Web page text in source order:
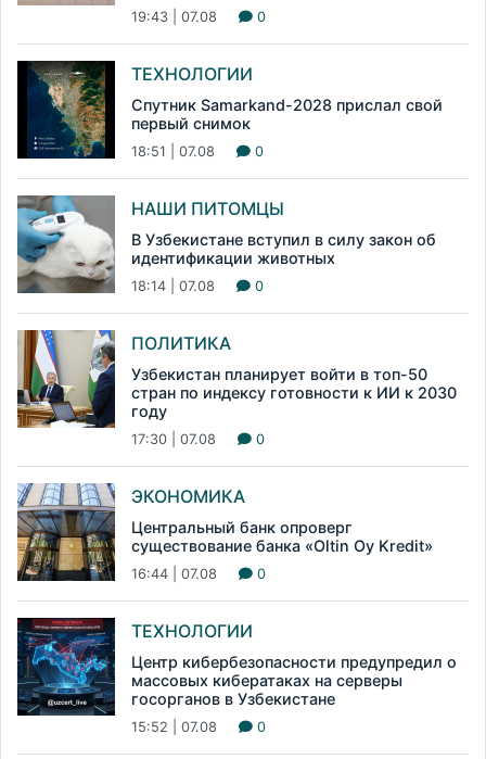
19:43 | 07.08 0
ТЕХНОЛОГИИ
Спутник Samarkand-2028 прислал свой
первый снимок
18:51 | 07.08 0
НАШИ ПИТОМЦЫ
В Узбекистане вступил в силу закон об
идентификации животных
18:14 | 07.08 0
ПОЛИТИКА
Узбекистан планирует войти в топ-50
стран по индексу готовности к ИИ к 2030
году
17:30 | 07.08 0
ЭКОНОМИКА
Центральный банк опроверг
существование банка «Oltin Oy Kredit»
16:44 | 07.08 0
ТЕХНОЛОГИИ
Центр кибербезопасности предупредил о
массовых кибератаках на серверы
госорганов в Узбекистане
15:52 | 07.08 0